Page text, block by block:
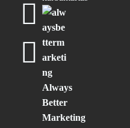
Always
Better
Marketing